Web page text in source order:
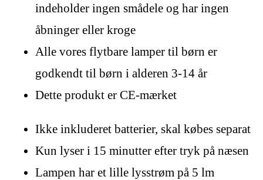
indeholder ingen smådele og har ingen
åbninger eller kroge
Alle vores flytbare lamper til børn er
godkendt til børn i alderen 3-14 år
Dette produkt er CE-mærket
Ikke inkluderet batterier, skal købes separat
Kun lyser i 15 minutter efter tryk på næsen
Lampen har et lille lysstrøm på 5 lm